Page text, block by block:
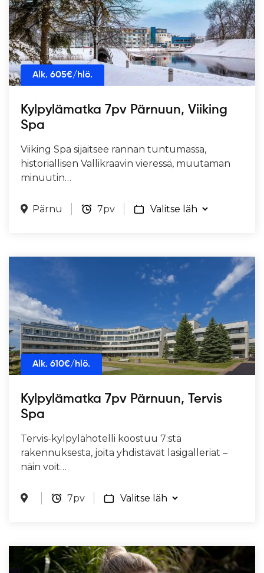
Alk. 605€/hlö.
Kylpylämatka 7pv Pärnuun, Viiking
Spa
Viiking Spa sijaitsee rannan tuntumassa,
historiallisen Vallikraavin vieressä, muutaman
minuutin…
Pärnu 7pv
Alk. 610€/hlö.
Kylpylämatka 7pv Pärnuun, Tervis
Spa
Tervis-kylpylähotelli koostuu 7:stä
rakennuksesta, joita yhdistävät lasigalleriat –
näin voit…
7pv